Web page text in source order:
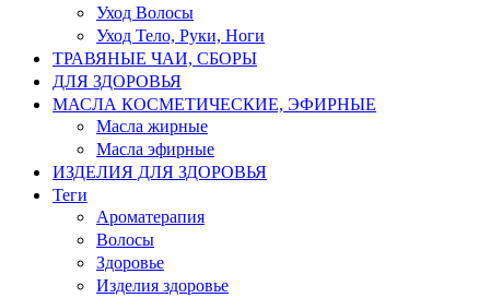
Уход Волосы
Уход Тело, Руки, Ноги
ТРАВЯНЫЕ ЧАИ, СБОРЫ
ДЛЯ ЗДОРОВЬЯ
МАСЛА КОСМЕТИЧЕСКИЕ, ЭФИРНЫЕ
Масла жирные
Масла эфирные
ИЗДЕЛИЯ ДЛЯ ЗДОРОВЬЯ
Теги
Ароматерапия
Волосы
Здоровье
Изделия здоровье